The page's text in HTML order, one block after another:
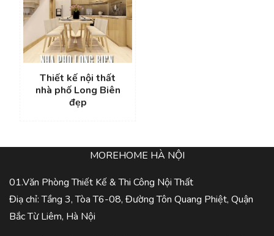
Thiết kế nội thất
nhà phố Long Biên
đẹp
MOREHOME HÀ NỘI
01.Văn Phòng Thiết Kế & Thi Công Nội Thất
Điạ chỉ: Tầng 3, Tòa T6-08, Đường Tôn Quang Phiệt, Quận
Bắc Từ Liêm, Hà Nội